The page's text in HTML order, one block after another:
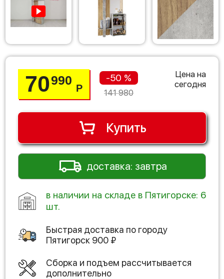
70990
Р
-50 %
141 980
Цена на
сегодня
Купить
доставка: завтра
в наличии на складе в Пятигорске: 6
шт.
Быстрая доставка по городу
Пятигорск 900 ₽
Сборка и подъем рассчитывается
дополнительно